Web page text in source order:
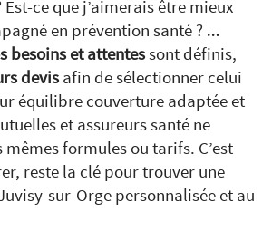
ce que j’aimerais être mieux
en prévention santé ? …
besoins et attentessont définis,
devis afin de sélectionner celui
équilibre couverture adaptée et
et assureurs santé ne
formules ou tarifs. C’est
reste la clé pour trouver une
sur-Orge personnalisée et au